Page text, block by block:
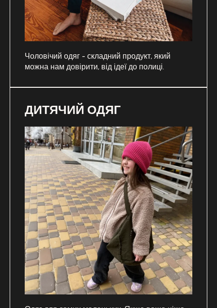
Чоловічий одяг - складний продукт, який
можна нам довірити, від ідеї до полиці.
ДИТЯЧИЙ ОДЯГ